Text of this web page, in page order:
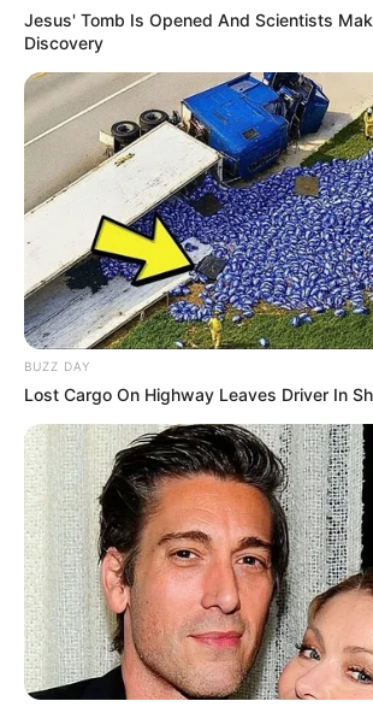
Jesus' Tomb Is Opened And Scientists
Discovery
BUZZ DAY
Lost Cargo On Highway Leaves Driver In